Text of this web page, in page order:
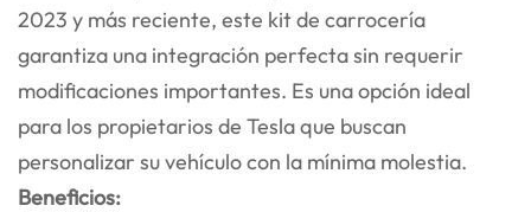
2023 y más reciente, este kit de carrocería
garantiza una integración perfecta sin requerir
modificaciones importantes. Es una opción ideal
para los propietarios de Tesla que buscan
personalizar su vehículo con la mínima molestia.
Beneficios: